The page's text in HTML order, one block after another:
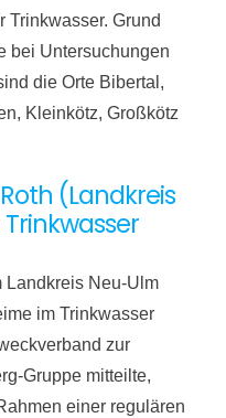
Trinkwasser. Grund
bei Untersuchungen
die Orte Bibertal,
Kleinkötz, Großkötz
(Landkreis
Landkreis Neu-Ulm
im Trinkwasser
zur
Gruppe mitteilte,
einer regulären